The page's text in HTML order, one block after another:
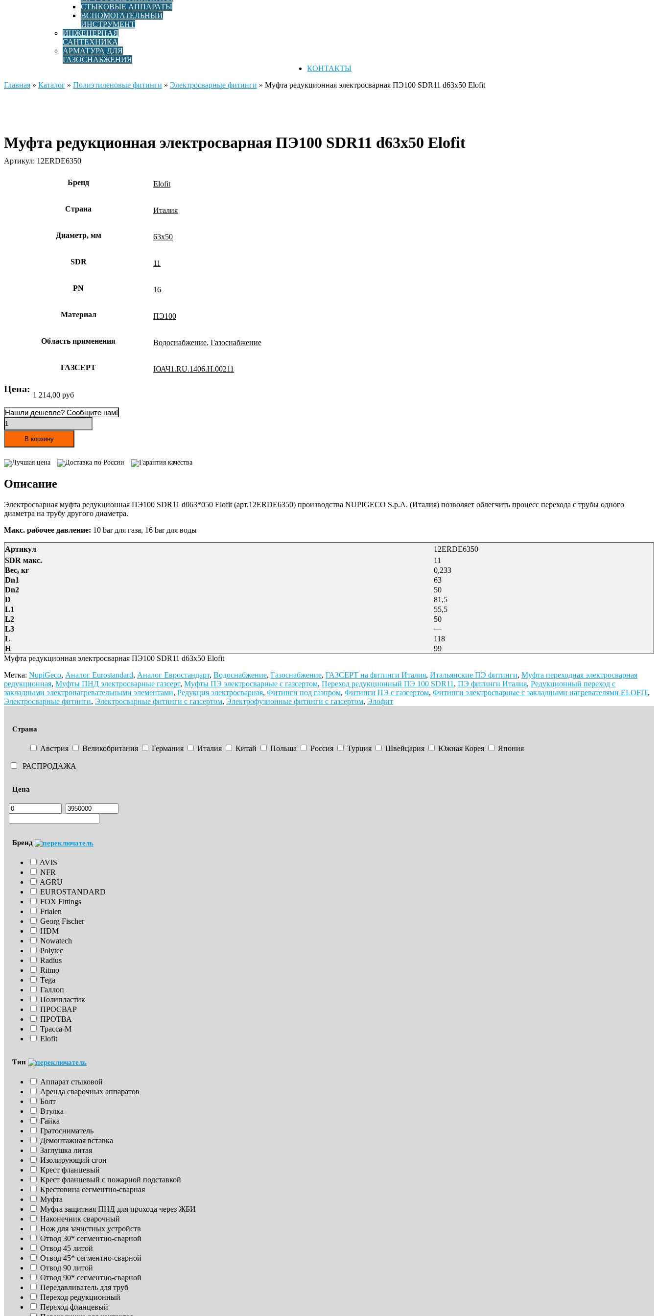
СТЫКОВЫЕ АППАРАТЫ
ВСПОМОГАТЕЛЬНЫЙ
ИНСТРУМЕНТ
ИНЖЕНЕРНАЯ
САНТЕХНИКА
АРМАТУРА ДЛЯ
ГАЗОСНАБЖЕНИЯ
КОНТАКТЫ
Главная » Каталог » Полиэтиленовые фитинги » Электросварные фитинги » Муфта редукционная электросварная ПЭ100 SDR11 d63х50 Elofit
Муфта редукционная электросварная ПЭ100 SDR11 d63х50 Elofit
Артикул: 12ERDE6350
Бренд Elofit
Страна Италия
Диаметр, мм 63х50
SDR 11
PN 16
Материал ПЭ100
Область применения Водоснабжение, Газоснабжение
ГАЗСЕРТ ЮАЧ1.RU.1406.Н.00211
Цена:
1 214,00 руб
Нашли дешевле? Сообщите нам!
Количество
товара
Муфта
редукционная
ПЭ100
d63х50
В корзину
Лучшая цена Доставка по России Гарантия качества
Описание
Электросварная муфта редукционная ПЭ100 SDR11 d063*050 Elofit (арт.12ERDE6350) производства NUPIGECO S.p.A. (Италия) позволяет облегчить процесс перехода с трубы одного
диаметра на трубу другого диаметра.
Макс. рабочее давление: 10 bar для газа, 16 bar для воды
Артикул
12ERDE6350
SDR макс.
11
Вес, кг
0,233
Dn1
63
Dn2
50
D
81,5
L1
55,5
L2
50
L3
—
L
118
H
99
Муфта редукционная электросварная ПЭ100 SDR11 d63х50 Elofit
Метка: NupiGeco, Аналог Eurostandard, Аналог Евростандарт, Водоснабжение, Газоснабжение, ГАЗСЕРТ на фитинги Италия, Итальянские ПЭ фитинги, Муфта переходная электросварная
редукционная, Муфты ПНД электросварные газсерт, Муфты ПЭ электросварные с газсертом, Переход редукционный ПЭ 100 SDR11 , ПЭ фитинги Италия, Редукционный переход с
закладными электронагревательными элементами, Редукция электросварная, Фитинги под газпром, Фитинги ПЭ с газсертом, Фитинги электросварные с закладными нагревателями ELOFIT,
Электросварные фитинги, Электросварные фитинги с газсертом, Электрофузионные фитинги с газсертом, Элофит
Страна
Австрия Великобритания Германия Италия Китай Польша Россия Турция Швейцария Южная Корея Япония
РАСПРОДАЖА
Цена
Бренд
AVIS
NFR
AGRU
EUROSTANDARD
FOX Fittings
Frialen
Georg Fischer
HDM
Nowatech
Polytec
Radius
Ritmo
Tega
Галлоп
Полипластик
ПРОСВАР
ПРОТВА
Трасса-М
Elofit
Тип
Аппарат стыковой
Аренда сварочных аппаратов
Болт
Втулка
Гайка
Гратосниматель
Демонтажная вставка
Заглушка литая
Изoлирующий сгон
Крест фланцевый
Крест фланцевый с пожарной подставкой
Крестовина сегментно-сварная
Муфта
Муфта защитная ПНД для прохода через ЖБИ
Наконечник сварочный
Нож для зачистных устройств
Отвод 30* сегментно-сварной
Отвод 45 литой
Отвод 45* сегментно-сварной
Отвод 90 литой
Отвод 90* сегментно-сварной
Передавливатель для труб
Переход редукционный
Переход фланцевый